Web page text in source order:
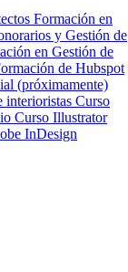
Formación en
y Gestión de
en Gestión de
de Hubspot
(próximamente)
interioristas Curso
Curso Illustrator
InDesign